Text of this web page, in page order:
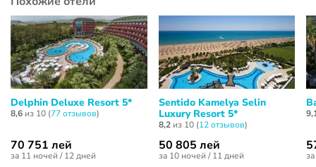
Delphin Deluxe Resort 5*
8,6 из 10 (77 отзывов)
70 751 лей
за 11 ночей / 12 дней
Sentido Kamelya Selin
Luxury Resort 5*
8,2из 10 (12 отзывов)
50 805 лей
за 10 ночей / 11 дней